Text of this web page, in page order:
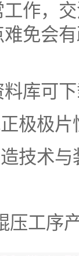
作，
免会
库可
极极
技术
压工序